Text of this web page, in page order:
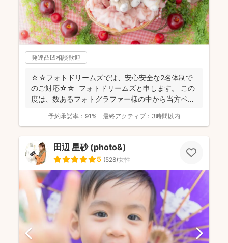
発達凸凹相談歓迎
☆☆フォトドリームズでは、安心安全な2名体制で
のご対応☆☆ フォトドリームズと申します。 この
度は、数あるフォトグラファー様の中から当方ペー
予約承諾率： 91% 最終アクティブ： 3時間以内
田辺 星砂 (photo&)
5 (528)女性